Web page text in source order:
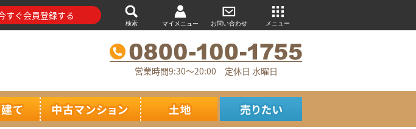
すぐ会員登録する
検索 マイメニュー お問い合わせ メニュー
営業時間9:30～20:00 定休日 水曜日